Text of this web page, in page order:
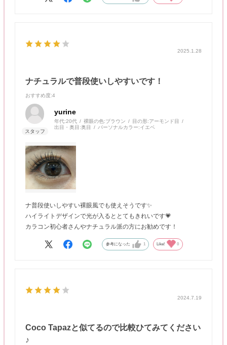
2025.1.28
ナチュラルで普段使いしやすいです！
おすすめ度:4
yurine
年代:20代 裸眼の色:ブラウン 目の形:アーモンド目
出目・奥目:奥目 パーソナルカラー:イエベ
ナ普段使いしやすい裸眼風でも使えそうです✨
ハイライトデザインで光が入るととてもきれいです💗
カラコン初心者さんやナチュラル派の方にお勧めです！
参考になった 1 Like! 0
2024.7.19
Coco Tapazと似てるので比較ひてみてください
♪